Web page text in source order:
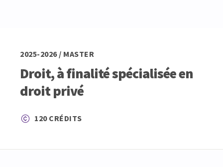
2025-2026 / MASTER
Droit, à finalité spécialisée en
droit privé
120 CRÉDITS